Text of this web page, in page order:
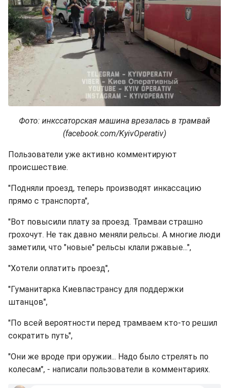
Фото: инкссаторская машина врезалась в трамвай
(facebook.com/KyivOperativ)
Пользователи уже активно комментируют
происшествие.
"Подняли проезд, теперь производят инкассацию
прямо с транспорта",
"Вот повысили плату за проезд. Трамваи страшно
грохочут. Не так давно меняли рельсы. А многие люди
заметили, что "новые" рельсы клали ржавые...",
"Хотели оплатить проезд",
"Гуманитарка Киевпастрансу для поддержки
штанцов",
"По всей вероятности перед трамваем кто-то решил
сократить путь",
"Они же вроде при оружии... Надо было стрелять по
колесам", - написали пользователи в комментариях.